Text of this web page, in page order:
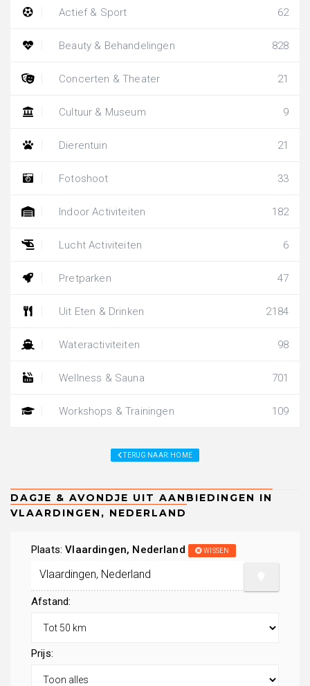
Actief & Sport 62
Beauty & Behandelingen 828
Concerten & Theater 21
Cultuur & Museum 9
Dierentuin 21
Fotoshoot 33
Indoor Activiteiten 182
Lucht Activiteiten 6
Pretparken 47
Uit Eten & Drinken 2184
Wateractiviteiten 98
Wellness & Sauna 701
Workshops & Trainingen 109
TERUG NAAR: HOME
Plaats:Vlaardingen, Nederland WISSEN
Afstand:
Prijs: